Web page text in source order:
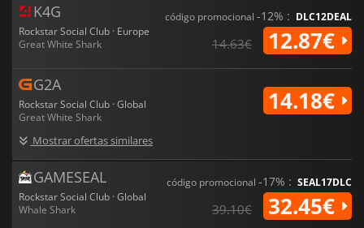
K4G
Rockstar Social Club · Europe
Great White Shark
código promocional -12% : DLC12DEAL
14.63€ 12.87€
G2A
Rockstar Social Club · Global
Great White Shark
Mostrar ofertas similares
14.18€
GAMESEAL
Rockstar Social Club · Global
Whale Shark
código promocional -17% : SEAL17DLC
39.10€ 32.45€